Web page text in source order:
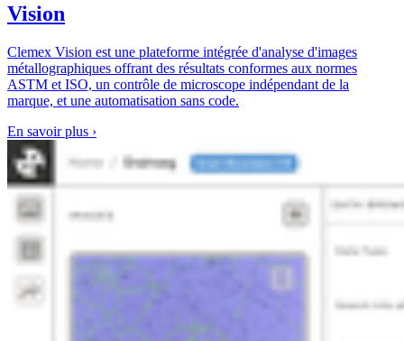
Vision
Clemex Vision est une plateforme intégrée d'analyse d'images
métallographiques offrant des résultats conformes aux normes
ASTM et ISO, un contrôle de microscope indépendant de la
marque, et une automatisation sans code.
En savoir plus ›